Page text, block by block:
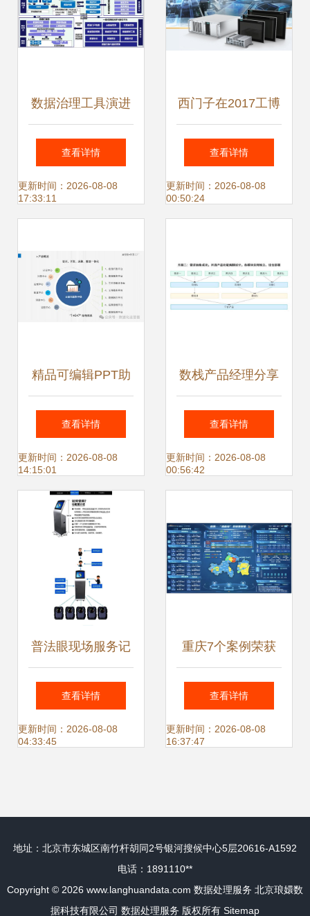
数据治理工具演进
与趋势 从手工脚本
到智能自动化
查看详情
更新时间：2026-08-08
17:33:11
西门子在2017工博
会发布三款数据处
理服务新产品，引
新浪潮
查看详情
更新时间：2026-08-08
00:50:24
精品可编辑PPT助
力AI智能智慧工厂
厂区完全整体解决
方案与数据处理服
查看详情
更新时间：2026-08-08
14:15:01
数栈产品经理分享
干货解读数据中台
产品模块化设计思
查看详情
更新时间：2026-08-08
00:56:42
普法眼现场服务记
录仪数据采集器
HT800 高效数据处
查看详情
更新时间：2026-08-08
04:33:45
重庆7个案例荣获
殊荣 第二届全国数
字化监管典型案例
查看详情
更新时间：2026-08-08
16:37:47
地址：北京市东城区南竹杆胡同2号银河搜候中心5层20616-A1592
电话：1891110**
Copyright © 2026 www.langhuandata.com 数据处理服务 北京琅嬛数
据科技有限公司 数据处理服务 版权所有 Sitemap